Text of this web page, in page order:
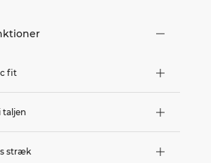
fit
taljen
stræk